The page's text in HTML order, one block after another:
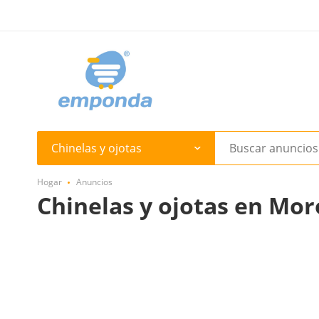
Chinelas y ojotas
Hogar Anuncios
Chinelas y ojotas en